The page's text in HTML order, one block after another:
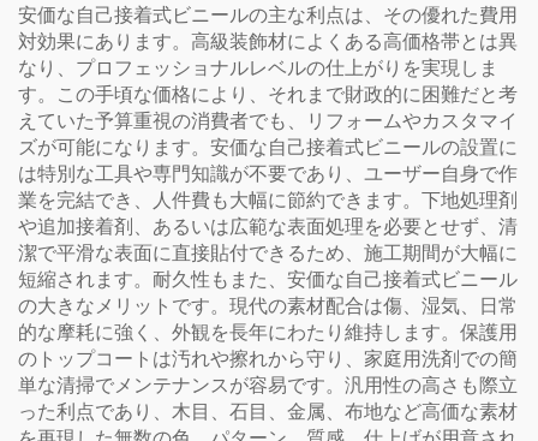
安価な自己接着式ビニールの主な利点は、その優れた費用
対効果にあります。高級装飾材によくある高価格帯とは異
なり、プロフェッショナルレベルの仕上がりを実現しま
す。この手頃な価格により、それまで財政的に困難だと考
えていた予算重視の消費者でも、リフォームやカスタマイ
ズが可能になります。安価な自己接着式ビニールの設置に
は特別な工具や専門知識が不要であり、ユーザー自身で作
業を完結でき、人件費も大幅に節約できます。下地処理剤
や追加接着剤、あるいは広範な表面処理を必要とせず、清
潔で平滑な表面に直接貼付できるため、施工期間が大幅に
短縮されます。耐久性もまた、安価な自己接着式ビニール
の大きなメリットです。現代の素材配合は傷、湿気、日常
的な摩耗に強く、外観を長年にわたり維持します。保護用
のトップコートは汚れや擦れから守り、家庭用洗剤での簡
単な清掃でメンテナンスが容易です。汎用性の高さも際立
った利点であり、木目、石目、金属、布地など高価な素材